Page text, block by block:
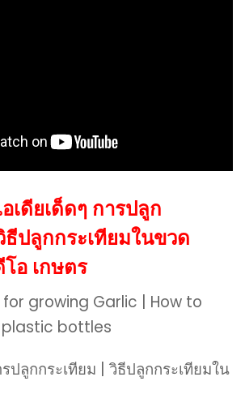
เดียเด็ดๆ การปลูก
ธีปลูกกระเทียมในขวด
อ เกษตร
growing Garlic | How to
bottles
รปลูกกระเทียม | วิธีปลูกกระเทียมใน